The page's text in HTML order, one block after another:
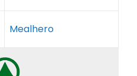
Mealhero